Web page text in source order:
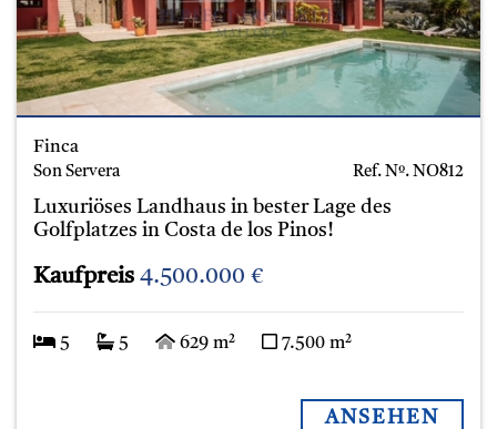
Finca
Son Servera Ref. Nº. NO812
Luxuriöses Landhaus in bester Lage des
Golfplatzes in Costa de los Pinos!
Kaufpreis 4.500.000 €
5 5 629 m² 7.500 m²
ANSEHEN